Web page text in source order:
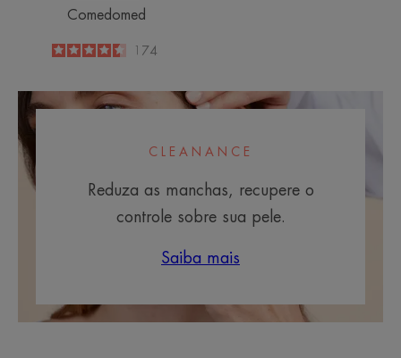
Comedomed
4.5
174
CLEANANCE
Reduza as manchas, recupere o
controle sobre sua pele.
Saiba mais